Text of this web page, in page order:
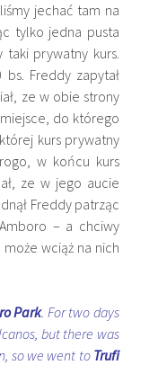
jechać tam na
tylko jedna pusta
taki prywatny kurs.
Freddy zapytał
ze w obie strony
miejsce, do którego
kurs prywatny
w końcu kurs
ze w jego aucie
Freddy patrząc
– a chciwy
wciąż na nich
Park. For two days
but there was
so we went to Trufi